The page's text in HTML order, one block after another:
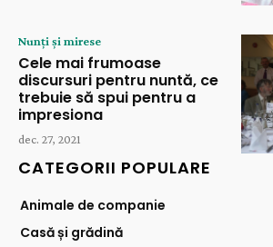
Nunți și mirese
Cele mai frumoase
discursuri pentru nuntă, ce
trebuie să spui pentru a
impresiona
dec. 27, 2021
CATEGORII POPULARE
Animale de companie
Casă și grădină